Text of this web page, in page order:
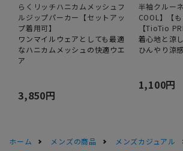
らくリッチハニカムメッシュフ
ルジップパーカー【セットアッ
プ着用可】
ワンマイルウェアとしても最適
なハニカムメッシュの快適ウエ
ア
3,850円
半袖クルー
COOL】【
【TioTio
着心地と涼
ひんやり涼
1,100円
ホーム メンズの商品 メンズカジュアル